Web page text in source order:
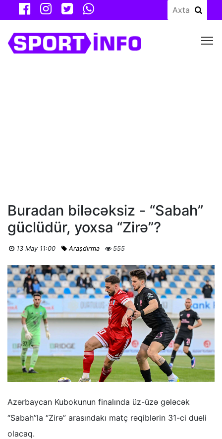
Buradan biləcəksiz - “Sabah”
güclüdür, yoxsa “Zirə”?
13 May 11:00 Araşdırma 555
Azərbaycan Kubokunun finalında üz-üzə gələcək
“Sabah”la “Zirə” arasındakı matç rəqiblərin 31-ci dueli
olacaq.